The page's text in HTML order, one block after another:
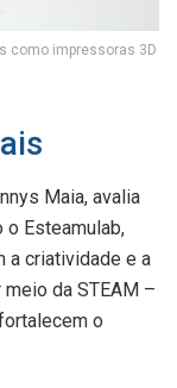
como impressoras 3D
Maia, avalia
Esteamulab,
a criatividade e a
da STEAM –
o